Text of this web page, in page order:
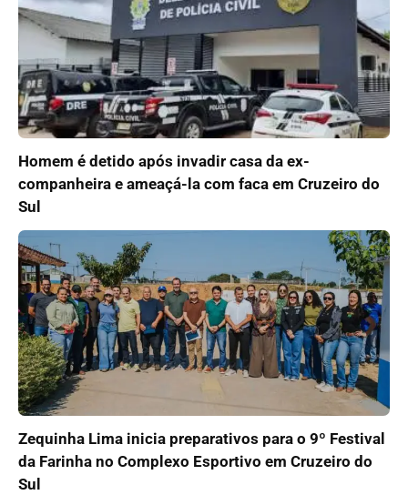
Homem é detido após invadir casa da ex-
companheira e ameaçá-la com faca em Cruzeiro do
Sul
Zequinha Lima inicia preparativos para o 9º Festival
da Farinha no Complexo Esportivo em Cruzeiro do
Sul